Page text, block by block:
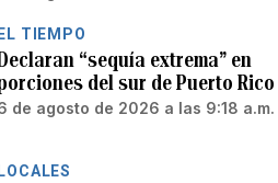
EL TIEMPO
“sequía extrema” en
del sur de Puerto Rico
de agosto de 2026 a las 9:18 a.m.
LOCALES